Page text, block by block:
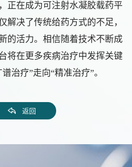
正在成为可注射水凝胶载药平
解决了传统给药方式的不足，
的活力。相信随着技术不断成
将在更多疾病治疗中发挥关键
治疗”走向“精准治疗”。
返回